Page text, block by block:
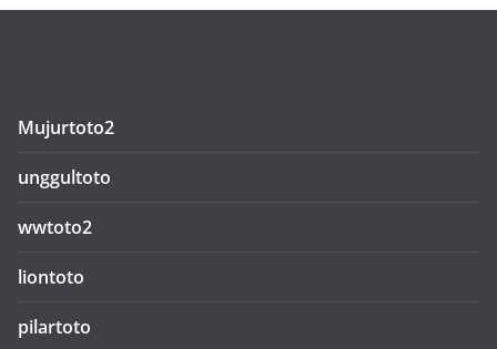
Mujurtoto2
unggultoto
wwtoto2
liontoto
pilartoto